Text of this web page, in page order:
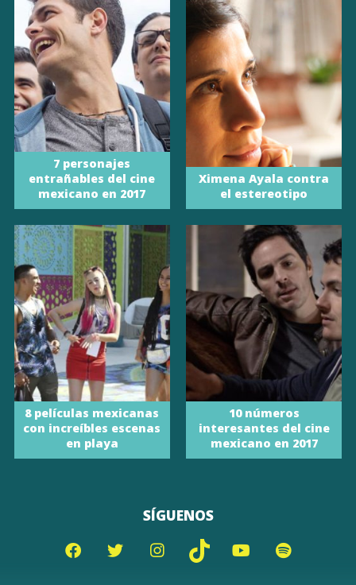
7 personajes
entrañables del cine
mexicano en 2017
Ximena Ayala contra
el estereotipo
8 películas mexicanas
con increíbles escenas
en playa
10 números
interesantes del cine
mexicano en 2017
SÍGUENOS